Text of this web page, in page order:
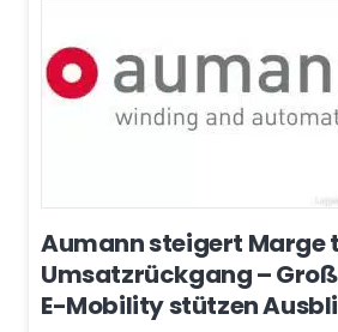
Aumann steigert Marge
Umsatzrückgang –
E-Mobility stützen